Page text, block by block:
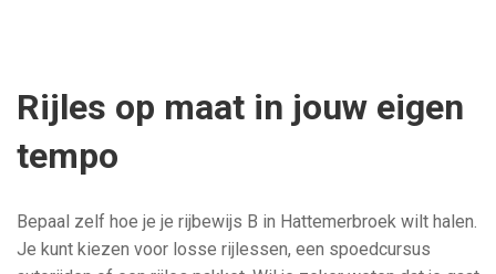
Rijles op maat in jouw eigen
tempo
Bepaal zelf hoe je je rijbewijs B in Hattemerbroek wilt halen.
Je kunt kiezen voor losse rijlessen, een spoedcursus